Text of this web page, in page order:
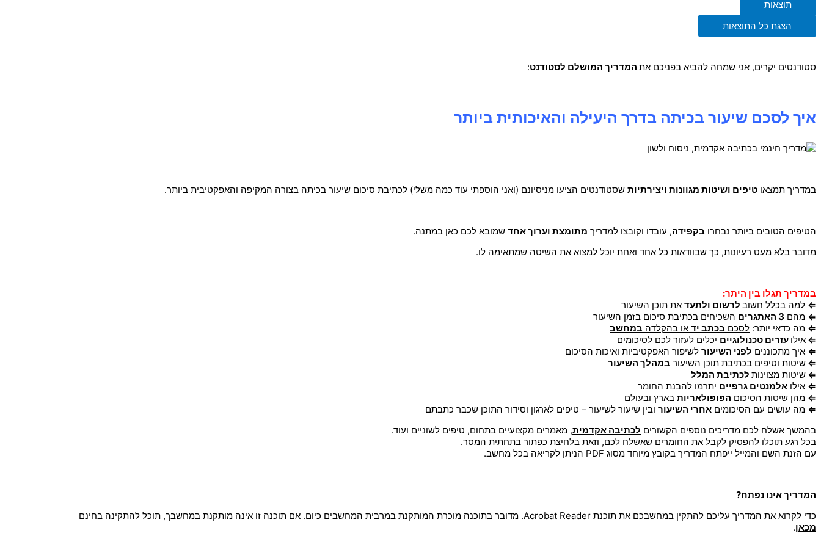
תוצאות
הצגת כל התוצאות
סטודנטים יקרים, אני שמחה להביא בפניכם את המדריך המושלם לסטודנט:
איך לסכם שיעור בכיתה בדרך היעילה והאיכותית ביותר
במדריך תמצאו טיפים ושיטות מגוונות ויצירתיות שסטודנטים הציעו מניסיונם (ואני הוספתי עוד כמה משלי) לכתיבת סיכום שיעור בכיתה בצורה המקיפה והאפקטיבית ביותר.
הטיפים הטובים ביותר נבחרו בקפידה, עובדו וקובצו למדריך מתומצת וערוך אחד שמובא לכם כאן במתנה.
מדובר בלא מעט רעיונות, כך שבוודאות כל אחד ואחת יוכל למצוא את השיטה שמתאימה לו.
במדריך תגלו בין היתר:
⇐ למה בכלל חשוב לרשום ולתעד את תוכן השיעור
⇐ מהם 3 האתגרים
השכיחים בכתיבת סיכום בזמן השיעור
⇐ מה כדאי יותר: לסכם בכתב יד או בהקלדה במחשב
⇐ אילו עזרים טכנולוגיים יכלים לעזור לכם לסיכומים
⇐ איך מתכוננים לפני השיעור לשיפור האפקטיביות ואיכות הסיכום
⇐ שיטות וטיפים בכתיבת תוכן השיעור במהלך השיעור
⇐ שיטות מצוינות לכתיבת המלל
⇐ אילו אלמנטים גרפיים יתרמו להבנת החומר
⇐ מהן שיטות הסיכום הפופולאריות בארץ ובעולם
⇐ מה עושים עם הסיכומים אחרי השיעור ובין שיעור לשיעור – טיפים לארגון וסידור התוכן שכבר כתבתם
בהמשך אשלח לכם מדריכים נוספים הקשורים לכתיבה אקדמית, מאמרים מקצועיים בתחום, טיפים לשוניים ועוד.
בכל רגע תוכלו להפסיק לקבל את החומרים שאשלח לכם, וזאת בלחיצת כפתור בתחתית המסר.
עם הזנת השם והמייל ייפתח המדריך בקובץ מיוחד מסוג PDF הניתן לקריאה בכל מחשב.
המדריך אינו נפתח?
כדי לקרוא את המדריך עליכם להתקין במחשבכם את תוכנת Acrobat Reader. מדובר בתוכנה מוכרת המותקנת במרבית המחשבים כיום. אם תוכנה זו אינה מותקנת במחשבך, תוכל להתקינה בחינם
מכאן.